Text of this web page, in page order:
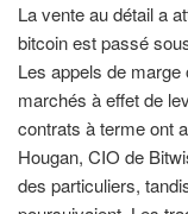
La vente au détail a
bitcoin est passé
Les appels de
marchés à effet de
contrats à terme ont
Hougan, CIO de
des particuliers,